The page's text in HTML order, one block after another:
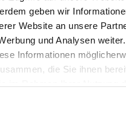
geben wir
Website an unsere
und Analysen
Informationen
die Sie ihnen